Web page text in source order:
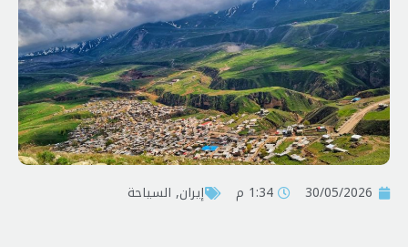
30/05/2026 1:34 م إيران, السياحة